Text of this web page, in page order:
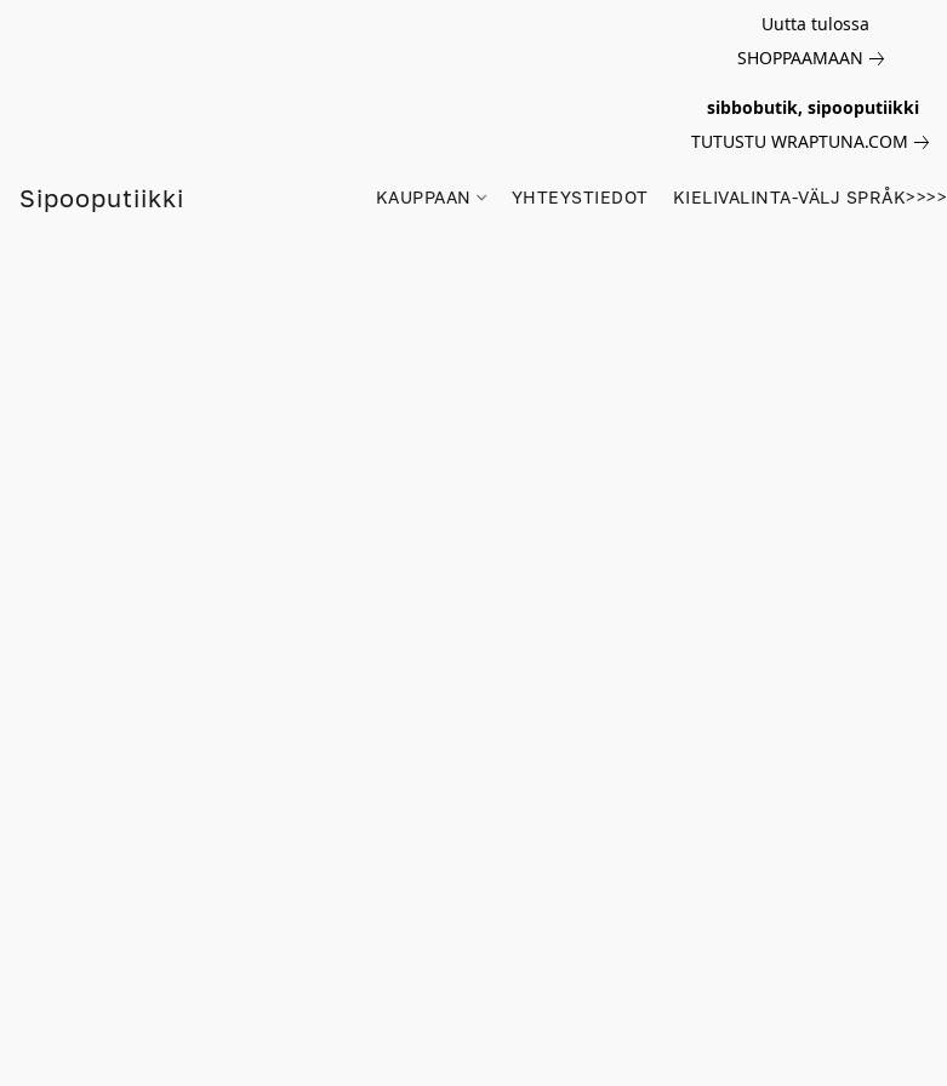
Uutta tulossa
SHOPPAAMAAN
sibbobutik, sipooputiikki
TUTUSTU WRAPTUNA.COM
Sipooputiikki KAUPPAAN YHTEYSTIEDOT KIELIVALINTA-VÄLJ